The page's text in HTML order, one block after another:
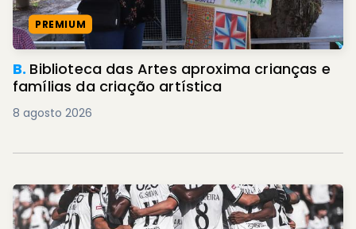
PREMIUM
B. Biblioteca das Artes aproxima crianças e
famílias da criação artística
8 agosto 2026